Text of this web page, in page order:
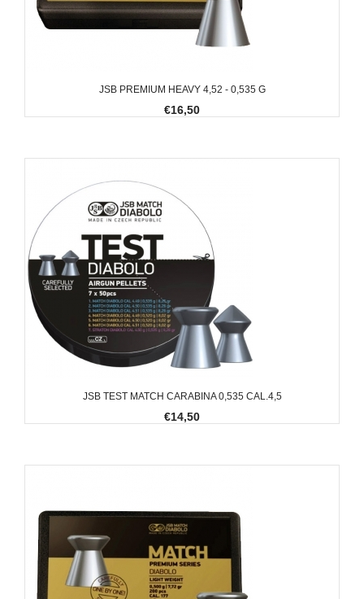
JSB PREMIUM HEAVY 4,52 - 0,535 G
€16,50
JSB TEST MATCH CARABINA 0,535 CAL.4,5
€14,50